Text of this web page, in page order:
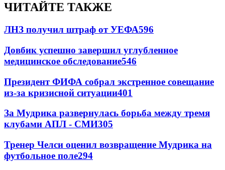
ЧИТАЙТЕ ТАКЖЕ
ЛНЗ получил штраф от УЕФА596
Довбик успешно завершил углубленное
медицинское обследование546
Президент ФИФА собрал экстренное совещание
из-за кризисной ситуации401
За Мудрика развернулась борьба между тремя
клубами АПЛ - СМИ305
Тренер Челси оценил возвращение Мудрика на
футбольное поле294